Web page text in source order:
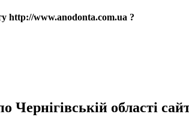
http://www.anodonta.com.ua ?
області